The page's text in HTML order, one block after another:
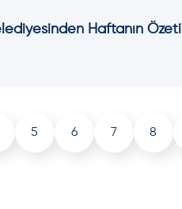
Haftanın Özeti
5 6 7 8